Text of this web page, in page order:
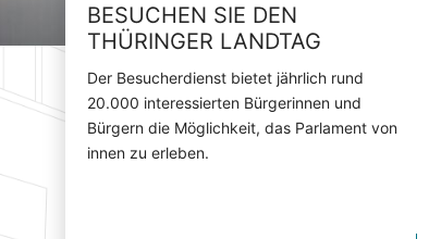
BESUCHEN SIE DEN
THÜRINGER LANDTAG
Der Besucherdienst bietet jährlich rund
20.000 interessierten Bürgerinnen und
Bürgern die Möglichkeit, das Parlament von
innen zu erleben.